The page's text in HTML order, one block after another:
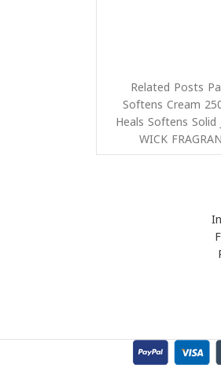
Related Posts
Softens Cream
Heals Softens Solid
WICK